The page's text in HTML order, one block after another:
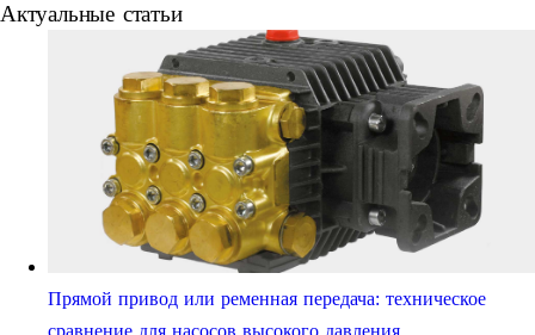
Актуальные статьи
Прямой привод или ременная передача: техническое